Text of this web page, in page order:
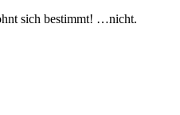
sich bestimmt! …nicht.